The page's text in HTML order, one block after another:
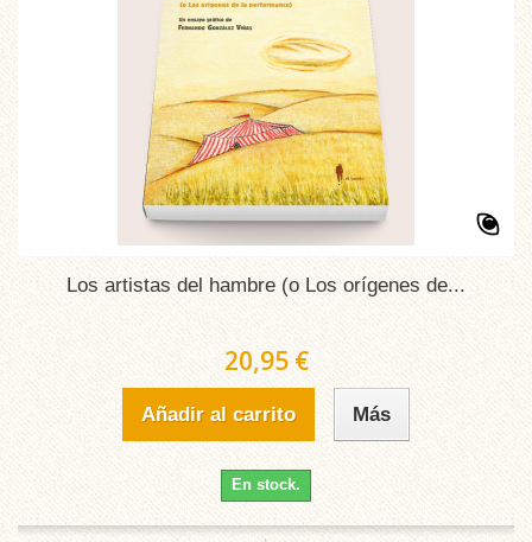
Los artistas del hambre (o Los orígenes de...
20,95 €
Añadir al carrito Más
En stock.